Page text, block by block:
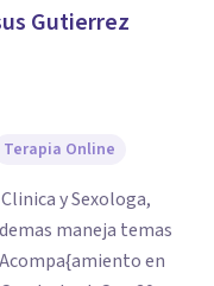
Gutierrez
Terapia Online
y Sexologa,
maneja temas
en